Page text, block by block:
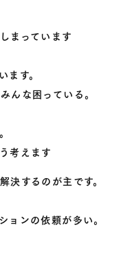
まっています
す。
んな困っている。
考えます
決するのが主です。
ョンの依頼が多い。